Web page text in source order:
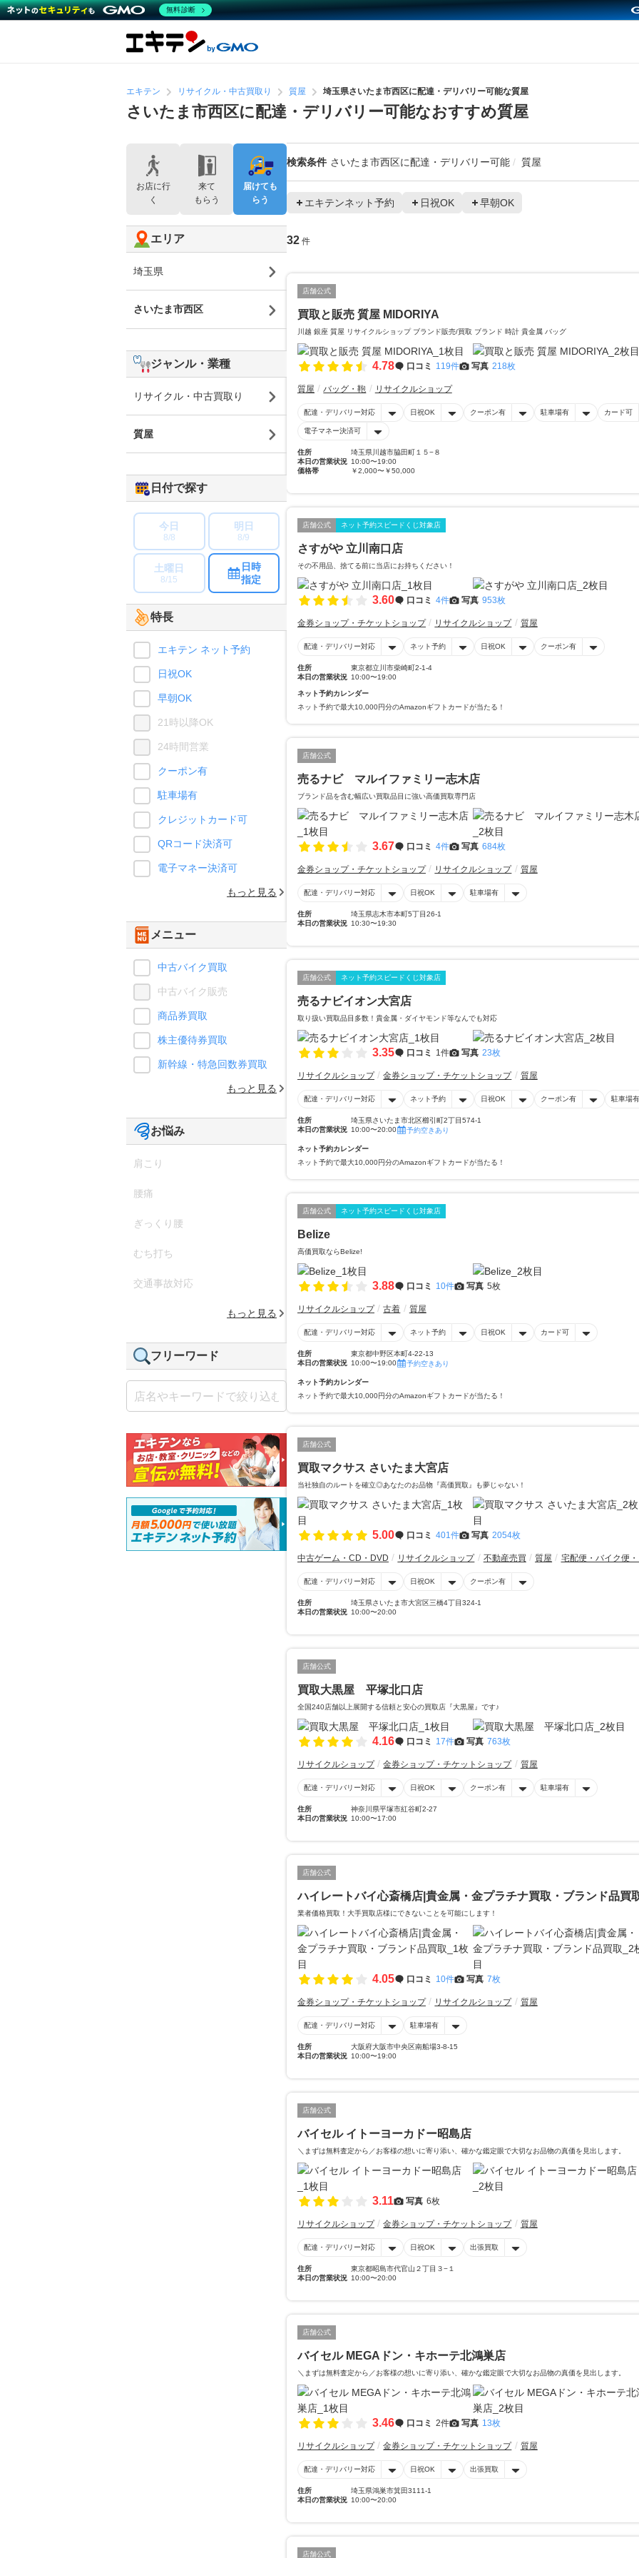
エキテン リサイクル・中古買取り 質屋 埼玉県さいたま市西区に配達・デリバリー可能な質屋
さいたま市西区に配達・デリバリー可能なおすすめ質屋
検索条件 さいたま市西区に配達・デリバリー可能 質屋
エキテンネット予約 日祝OK 早朝OK
32 件
店舗公式
買取と販売 質屋 MIDORIYA
川越 銀座 質屋 リサイクルショップ ブランド販売/買取 ブランド 時計 貴金属 バッグ
4.78 口コミ 119件 写真 218枚
質屋 バッグ・鞄 リサイクルショップ
配達・デリバリー対応 日祝OK クーポン有 駐車場有 カード可
電子マネー決済可
住所
埼玉県川越市脇田町１５−８
本日の営業状況 10:00〜19:00
価格帯
￥2,000〜￥50,000
店舗公式 ネット予約スピードくじ対象店
さすがや 立川南口店
その不用品、捨てる前に当店にお持ちください！
3.60 口コミ 4件 写真 953枚
金券ショップ・チケットショップ リサイクルショップ 質屋
配達・デリバリー対応 ネット予約 日祝OK クーポン有
住所
東京都立川市柴崎町2-1-4
本日の営業状況 10:00〜19:00
ネット予約カレンダー
ネット予約で最大10,000円分のAmazonギフトカードが当たる！
店舗公式
売るナビ マルイファミリー志木店
ブランド品を含む幅広い買取品目に強い高価買取専門店
3.67 口コミ 4件 写真 684枚
金券ショップ・チケットショップ リサイクルショップ 質屋
配達・デリバリー対応 日祝OK 駐車場有
住所
埼玉県志木市本町5丁目26-1
本日の営業状況 10:30〜19:30
店舗公式 ネット予約スピードくじ対象店
売るナビイオン大宮店
取り扱い買取品目多数！貴金属・ダイヤモンド等なんでも対応
3.35 口コミ 1件 写真 23枚
リサイクルショップ 金券ショップ・チケットショップ 質屋
配達・デリバリー対応 ネット予約 日祝OK クーポン有 駐車場有
住所
埼玉県さいたま市北区櫛引町2丁目574‐1
本日の営業状況 10:00〜20:00 予約空きあり
ネット予約カレンダー
ネット予約で最大10,000円分のAmazonギフトカードが当たる！
店舗公式 ネット予約スピードくじ対象店
Belize
高価買取ならBelize!
3.88 口コミ 10件 写真 5枚
リサイクルショップ 古着 質屋
配達・デリバリー対応 ネット予約 日祝OK カード可
住所
東京都中野区本町4-22-13
本日の営業状況 10:00〜19:00 予約空きあり
ネット予約カレンダー
ネット予約で最大10,000円分のAmazonギフトカードが当たる！
店舗公式
買取マクサス さいたま大宮店
当社独自のルートを確立◎あなたのお品物『高価買取』も夢じゃない！
5.00 口コミ 401件 写真 2054枚
中古ゲーム・CD・DVD リサイクルショップ 不動産売買 質屋 宅配便・バイク便
配達・デリバリー対応 日祝OK クーポン有
住所
埼玉県さいたま市大宮区三橋4丁目324-1
本日の営業状況 10:00〜20:00
店舗公式
買取大黒屋 平塚北口店
全国240店舗以上展開する信頼と安心の買取店『大黒屋』です♪
4.16 口コミ 17件 写真 763枚
リサイクルショップ 金券ショップ・チケットショップ 質屋
配達・デリバリー対応 日祝OK クーポン有 駐車場有
住所
神奈川県平塚市紅谷町2-27
本日の営業状況 10:00〜17:00
店舗公式
ハイレートバイ心斎橋店|貴金属・金プラチナ買取・ブランド品買
業者価格買取！大手買取店様にできないことを可能にします！
4.05 口コミ 10件 写真 7枚
金券ショップ・チケットショップ リサイクルショップ 質屋
配達・デリバリー対応 駐車場有
住所
大阪府大阪市中央区南船場3-8-15
本日の営業状況 10:00〜19:00
店舗公式
バイセル イトーヨーカドー昭島店
＼まずは無料査定から／お客様の想いに寄り添い、確かな鑑定眼で大切なお品物の真価を見出します。
3.11 写真 6枚
リサイクルショップ 金券ショップ・チケットショップ 質屋
配達・デリバリー対応 日祝OK 出張買取
住所
東京都昭島市代官山２丁目３−１
本日の営業状況 10:00〜20:00
店舗公式
バイセル MEGAドン・キホーテ北鴻巣店
＼まずは無料査定から／お客様の想いに寄り添い、確かな鑑定眼で大切なお品物の真価を見出します。
3.46 口コミ 2件 写真 13枚
リサイクルショップ 金券ショップ・チケットショップ 質屋
配達・デリバリー対応 日祝OK 出張買取
住所
埼玉県鴻巣市箕田3111-1
本日の営業状況 10:00〜20:00
店舗公式
お店に行
く
来て
もらう
届けても
らう
エリア
埼玉県
さいたま市西区
ジャンル・業種
リサイクル・中古買取り
質屋
日付で探す
今日
8/8
明日
8/9
土曜日
8/15
日時
指定
特長
エキテン ネット予約
日祝OK
早朝OK
21時以降OK
24時間営業
クーポン有
駐車場有
クレジットカード可
QRコード決済可
電子マネー決済可
もっと見る
メニュー
中古バイク買取
中古バイク販売
商品券買取
株主優待券買取
新幹線・特急回数券買取
もっと見る
お悩み
肩こり
腰痛
ぎっくり腰
むち打ち
交通事故対応
もっと見る
フリーワード
無料診断